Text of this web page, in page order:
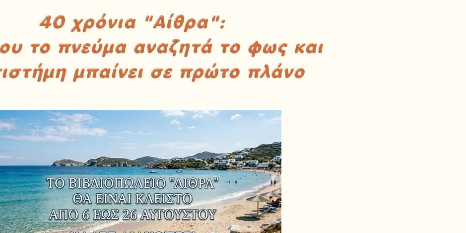
40 χρόνια "Αίθρα":
το πνεύμα αναζητά το φως και
μπαίνει σε πρώτο πλάνο